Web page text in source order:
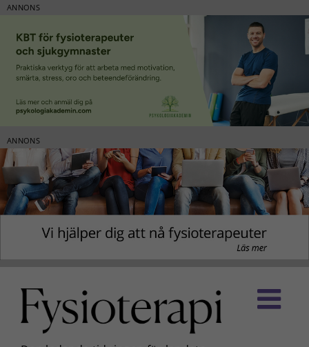
ANNONS
ANNONS
innehållet